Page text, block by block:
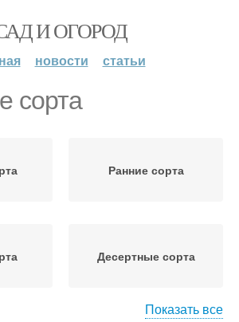
И ОГОРОД
новости статьи
сорта
Ранние сорта
Десертные сорта
Показать все